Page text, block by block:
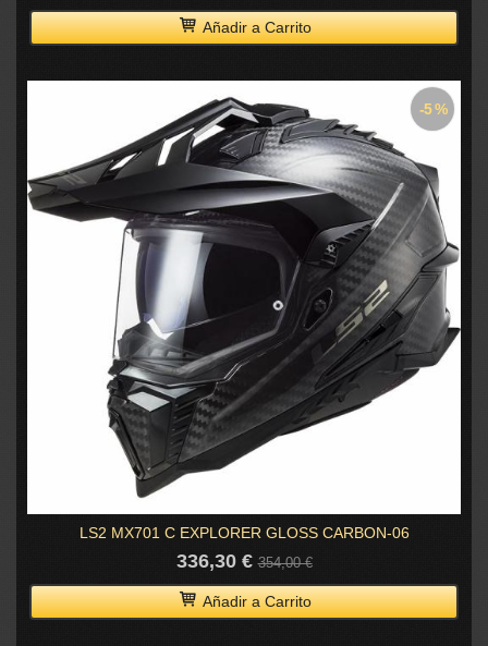
Añadir a Carrito
-5 %
LS2 MX701 C EXPLORER GLOSS CARBON-06
336,30 €354,00 €
Añadir a Carrito